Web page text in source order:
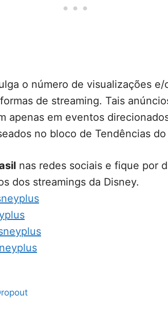
o número de visualizações
de streaming. Tais
apenas em eventos
no bloco de Tendências do
nas redes sociais e fique por
dos streamings da Disney.